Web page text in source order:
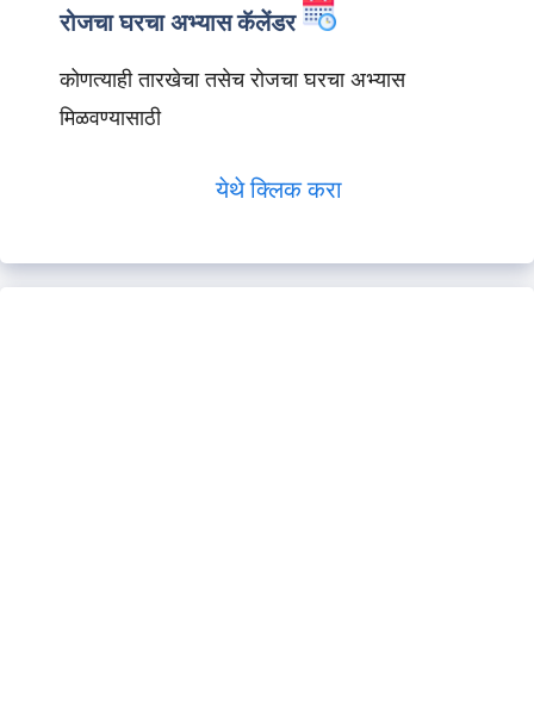
रोजचा घरचा अभ्यास कॅलेंडर
कोणत्याही तारखेचा तसेच रोजचा घरचा अभ्यास
मिळवण्यासाठी
येथे क्लिक करा